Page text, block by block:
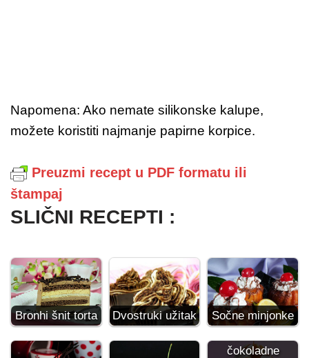
Napomena: Ako nemate silikonske kalupe,
možete koristiti najmanje papirne korpice.
Preuzmi recept u PDF formatu ili
štampaj
SLIČNI RECEPTI :
Bronhi šnit torta Dvostruki užitak Sočne minjonke
čokoladne